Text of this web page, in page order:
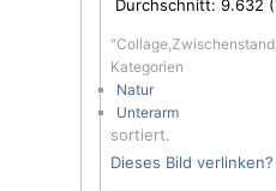
Durchschnitt: 9.632 (
Kategorien
Natur
Unterarm
sortiert.
Dieses Bild verlinken?